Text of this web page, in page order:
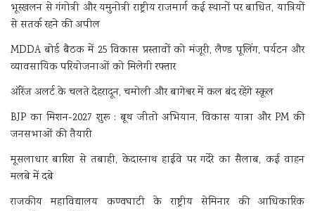
भूस्खलन से गंगोत्री और यमुनोत्री राष्ट्रीय राजमार्ग कई स्थानों पर बाधित, यात्रियों
से सतर्क रहने की अपील
MDDA बोर्ड बैठक में 25 विकास प्रस्तावों को मंजूरी, लैण्ड पूलिंग, पर्यटन और
व्यावसायिक परियोजनाओं को मिलेगी रफ्तार
ऑरेंज अलर्ट के चलते देहरादून, चमोली और बागेश्वर में कल बंद रहेंगे स्कूल
BJP का मिशन-2027 शुरू : बूथ जीतो अभियान, विकास यात्रा और PM की
जनसभाओं की तैयारी
मूसलाधार बारिश से तबाही, केदारनाथ हाईवे पर गदेरे का सैलाब, कई वाहन
मलबे में दबे
राजकीय महाविद्यालय कण्वघाटी के राष्ट्रीय सेमिनार की आधिकारिक